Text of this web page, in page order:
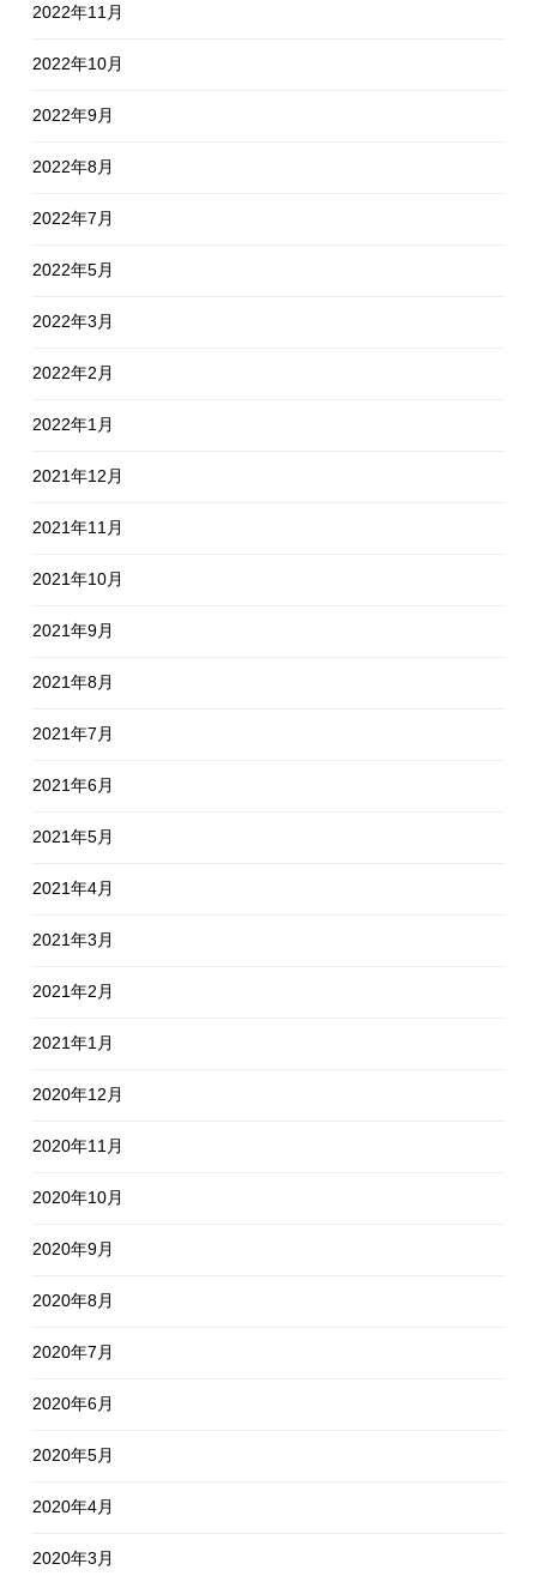
2022年11月
2022年10月
2022年9月
2022年8月
2022年7月
2022年5月
2022年3月
2022年2月
2022年1月
2021年12月
2021年11月
2021年10月
2021年9月
2021年8月
2021年7月
2021年6月
2021年5月
2021年4月
2021年3月
2021年2月
2021年1月
2020年12月
2020年11月
2020年10月
2020年9月
2020年8月
2020年7月
2020年6月
2020年5月
2020年4月
2020年3月